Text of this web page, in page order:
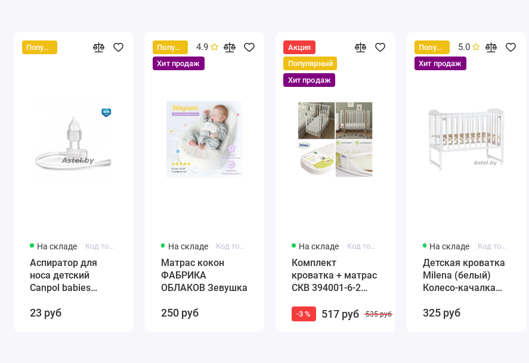
Популярный
На складе Код товара: 56/007
Аспиратор для
носа детский
Canpol babies
56/007
23 руб
Популярный
Хит продаж
4.9
На складе
Матрас кокон
ФАБРИКА
ОБЛАКОВ Зевушка
250 руб
Акция
Популярный
Хит продаж
На складе Код товара: 4650259584965
Комплект
кроватка + матрас
СКВ 394001-6-2
бук (закругленные
края)
-3 % 517 руб 535 руб
Популярный
Хит продаж
5.0
На складе
Детская кроватка
Milena (белый)
Колесо-качалка
быстросъемная
325 руб